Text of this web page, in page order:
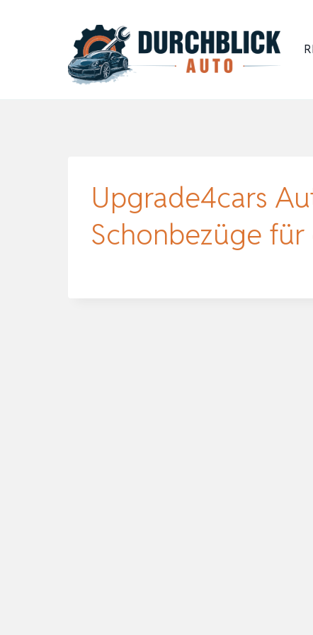
Upgrade4cars
Schonbezüge